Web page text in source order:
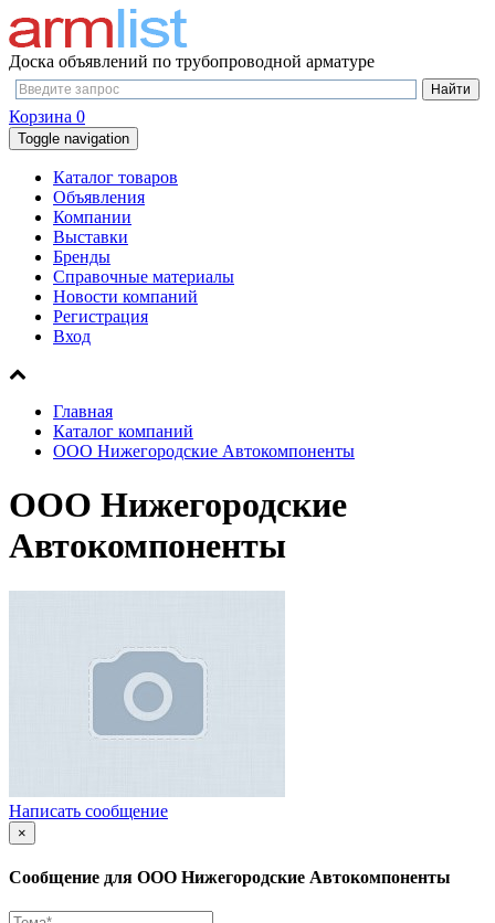
Доска объявлений по трубопроводной арматуре
Корзина 0
Toggle navigation
Каталог товаров
Объявления
Компании
Выставки
Бренды
Справочные материалы
Новости компаний
Регистрация
Вход
Главная
Каталог компаний
ООО Нижегородские Автокомпоненты
ООО Нижегородские
Автокомпоненты
Написать сообщение
×
Сообщение для ООО Нижегородские Автокомпоненты